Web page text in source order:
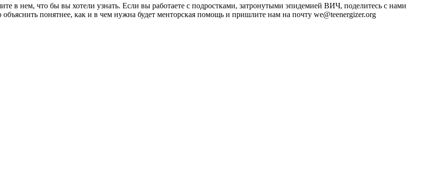
в нем, что бы вы хотели узнать. Если вы работаете с подростками, затронутыми эпидемией ВИЧ, поделитесь с нами
понятнее, как и в чем нужна будет менторская помощь и пришлите нам на почту we@teenergizer.org